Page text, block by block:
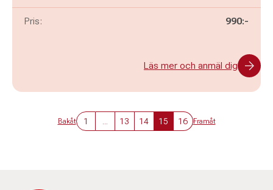
Pris: 990:-
Läs mer och anmäl dig
Bakåt 1 13 14 15 16 Framåt